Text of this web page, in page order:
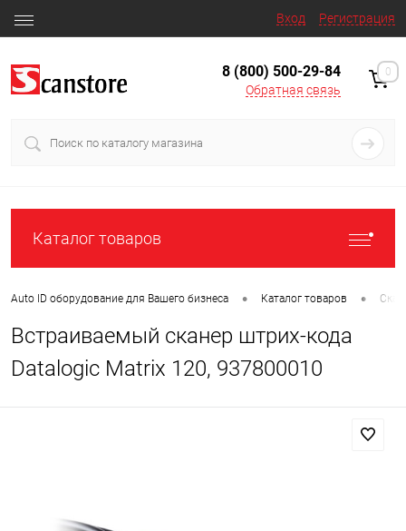
Вход Регистрация
8 (800) 500-29-84
Обратная связь
0
Каталог товаров
Auto ID оборудование для Вашего бизнеса • Каталог товаров •
Встраиваемый сканер штрих-кода
Datalogic Matrix 120, 937800010